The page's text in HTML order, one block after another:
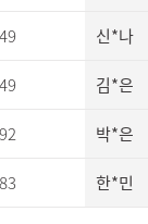
신*나
김*은
박*은
한*민